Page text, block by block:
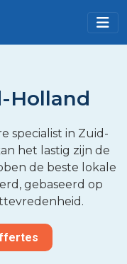
Holland
specialist in Zuid-
het lastig zijn de
de beste lokale
gebaseerd op